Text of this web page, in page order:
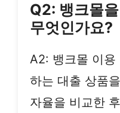
Q2: 뱅크몰
무엇인가요?
A2: 뱅크몰 이용
하는 대출 상품
자율을 비교한